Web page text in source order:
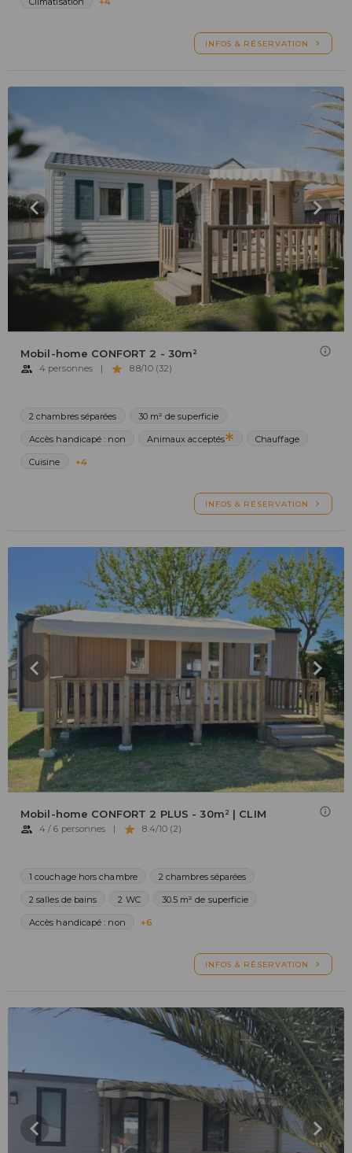
INFOS & RÉSERVATION
Mobil-home CONFORT 2 - 30m²
4 personnes | 8.8/10 (32)
2 chambres séparées 30 m² de superficie
Accès handicapé : non Animaux acceptés Chauffage
Cuisine +4
INFOS & RÉSERVATION
Mobil-home CONFORT 2 PLUS - 30m² | CLIM
4 / 6 personnes | 8.4/10 (2)
1 couchage hors chambre 2 chambres séparées
2 salles de bains 2 WC 30.5 m² de superficie
Accès handicapé : non +6
INFOS & RÉSERVATION